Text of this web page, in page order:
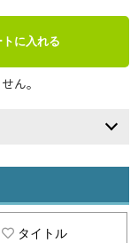
に入れる
ん。
タイトル